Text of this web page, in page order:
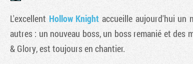
L'excellent Hollow Knightaccueille aujourd'hui un
autres : un nouveau boss, un boss remanié et des
& Glory, est toujours en chantier.